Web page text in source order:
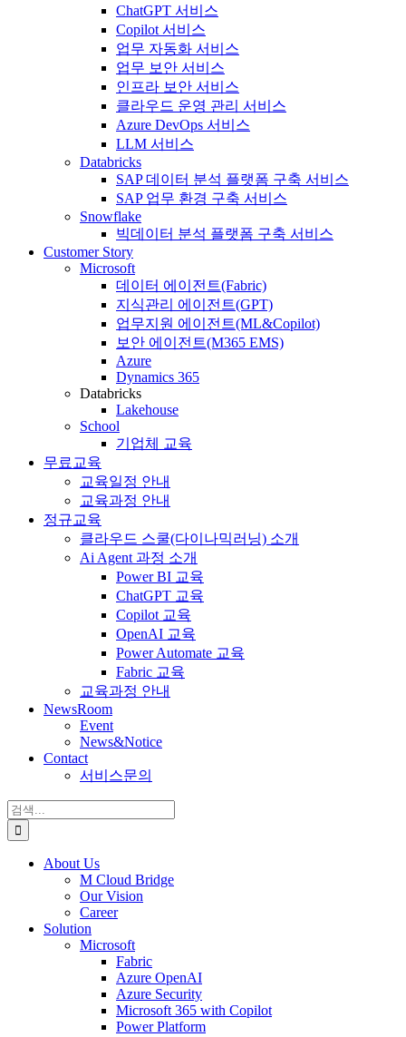
ChatGPT 서비스
Copilot 서비스
업무 자동화 서비스
업무 보안 서비스
인프라 보안 서비스
클라우드 운영 관리 서비스
Azure DevOps 서비스
LLM 서비스
Databricks
SAP 데이터 분석 플랫폼 구축 서비스
SAP 업무 환경 구축 서비스
Snowflake
빅데이터 분석 플랫폼 구축 서비스
Customer Story
Microsoft
데이터 에이전트(Fabric)
지식관리 에이전트(GPT)
업무지원 에이전트(ML&Copilot)
보안 에이전트(M365 EMS)
Azure
Dynamics 365
Databricks
Lakehouse
School
기업체 교육
무료교육
교육일정 안내
교육과정 안내
정규교육
클라우드 스쿨(다이나믹러닝) 소개
Ai Agent 과정 소개
Power BI 교육
ChatGPT 교육
Copilot 교육
OpenAI 교육
Power Automate 교육
Fabric 교육
교육과정 안내
NewsRoom
Event
News&Notice
Contact
서비스문의
검
색:
About Us
M Cloud Bridge
Our Vision
Career
Solution
Microsoft
Fabric
Azure OpenAI
Azure Security
Microsoft 365 with Copilot
Power Platform